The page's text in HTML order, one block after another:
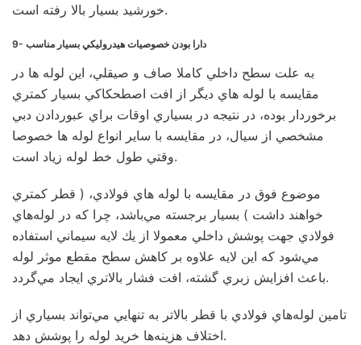
خورشید بسیار بالا رفته است.
9- دارا بودن خصوصيات هيدروليكي بسيار مناسب
به علت سطح داخلي كاملا صاف و صيقلي، اين لوله ها در
مقايسه با لوله هاي ديگر از افت اصطحكاكي بسيار كمتري
برخوردار بوده، در نتيجه در بسياري اوقات براي عبوردادن دبي
مشخصي از سيال، در مقايسه با ساير انواع لوله ها خصوصا
وقتي طول خط لوله زياد است.
موضوع فوق در مقايسه با لوله هاي فولادي، ( قطر كمتري
خواهند داشت ) بسيار برجسته مي‌باشد، چرا كه در لوله‌هاي
فولادي جهت پوشش داخلي معمولا از يك لايه سيماني استفاده
مي‌شود كه اين لايه علاوه بر كاهش سطح مقطع موثر لوله
باعث افزايش زبري گشته، افت فشار بالاتري ايجاد مي‌گردد.
تامين لوله‌هاي فولادي با قطر بالاتر به تنهايي مي‌تواند بسياري از
اختلاف هزينه‌ها خريد لوله را پوشش دهد.